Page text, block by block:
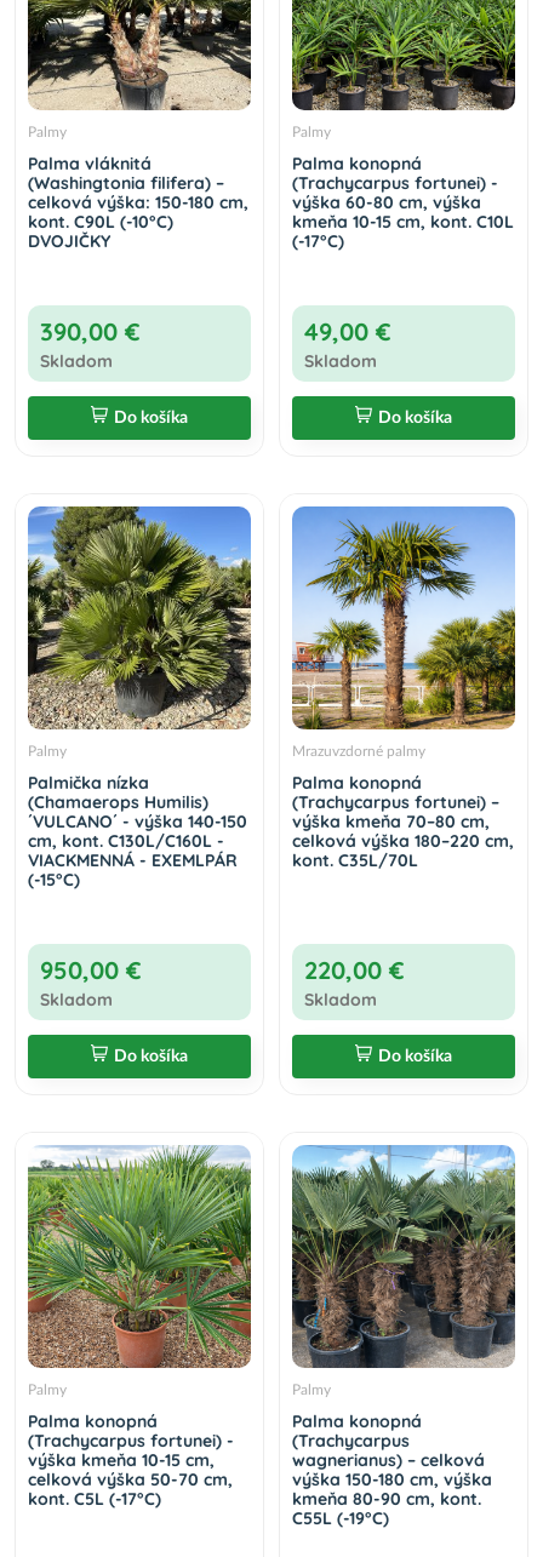
Palmy
Palma vláknitá
(Washingtonia filifera) –
celková výška: 150-180 cm,
kont. C90L (-10°C)
DVOJIČKY
390,00 €
Skladom
Do košíka
Palmy
Palma konopná
(Trachycarpus fortunei) -
výška 60-80 cm, výška
kmeňa 10-15 cm, kont. C10L
(-17°C)
49,00 €
Skladom
Do košíka
Palmy
Palmička nízka
(Chamaerops Humilis)
´VULCANO´ - výška 140-150
cm, kont. C130L/C160L -
VIACKMENNÁ - EXEMLPÁR
(-15°C)
950,00 €
Skladom
Do košíka
Mrazuvzdorné palmy
Palma konopná
(Trachycarpus fortunei) –
výška kmeňa 70–80 cm,
celková výška 180–220 cm,
kont. C35L/70L
220,00 €
Skladom
Do košíka
Palmy
Palma konopná
(Trachycarpus fortunei) -
výška kmeňa 10-15 cm,
celková výška 50-70 cm,
kont. C5L (-17°C)
Palmy
Palma konopná
(Trachycarpus
wagnerianus) – celková
výška 150-180 cm, výška
kmeňa 80-90 cm, kont.
C55L (-19°C)